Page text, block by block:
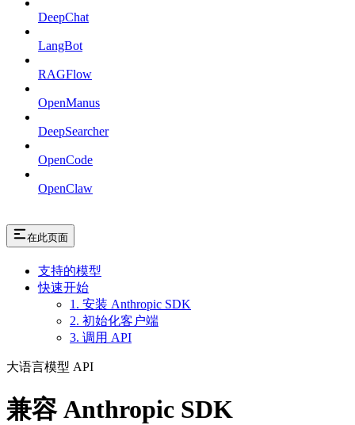
DeepChat
LangBot
RAGFlow
OpenManus
DeepSearcher
OpenCode
OpenClaw
在此页面
支持的模型
快速开始
1. 安装 Anthropic SDK
2. 初始化客户端
3. 调用 API
大语言模型 API
兼容 Anthropic SDK